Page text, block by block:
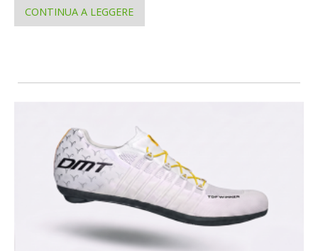
CONTINUA A LEGGERE